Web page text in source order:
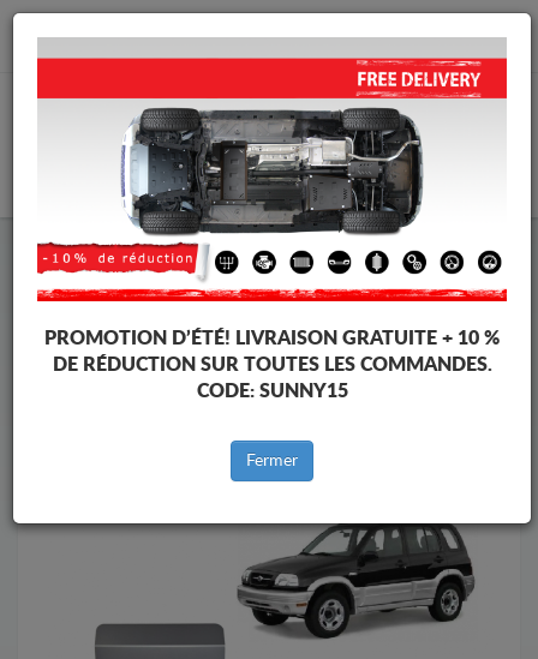
info@cachesousmoteur.fr
Cache Sous Moteur Suzuki
Cache Sous Moteur Suzuki Grand Vitara
Marques
PROMOTION D’ÉTÉ! LIVRAISON GRATUITE + 10 %
DE RÉDUCTION SUR TOUTES LES COMMANDES.
CODE: SUNNY15
Fermer